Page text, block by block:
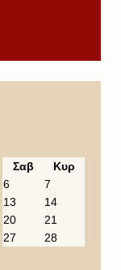
Σαβ
Κυρ
6
7
13
14
20
21
27
28